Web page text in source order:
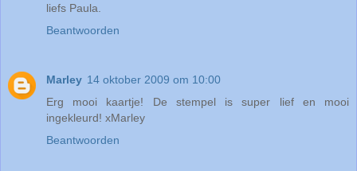
liefs Paula.
Beantwoorden
Marley 14 oktober 2009 om 10:00
Erg mooi kaartje! De stempel is super lief en mooi
ingekleurd! xMarley
Beantwoorden